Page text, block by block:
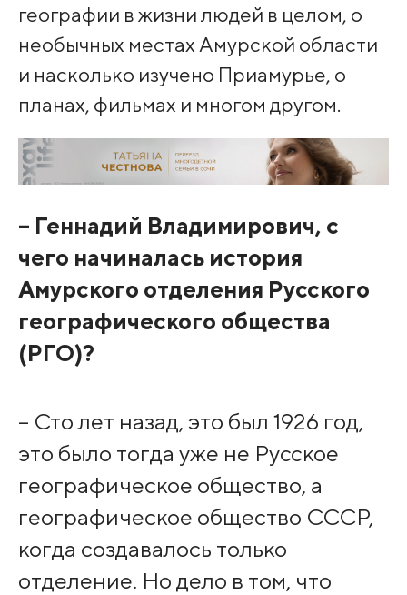
географии в жизни людей в целом, о
необычных местах Амурской области
и насколько изучено Приамурье, о
планах, фильмах и многом другом.
– Геннадий Владимирович, с
чего начиналась история
Амурского отделения Русского
географического общества
(РГО)?
– Сто лет назад, это был 1926 год,
это было тогда уже не Русское
географическое общество, а
географическое общество СССР,
когда создавалось только
отделение. Но дело в том, что